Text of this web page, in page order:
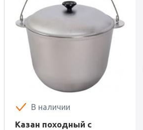
В наличии
Казан походный с